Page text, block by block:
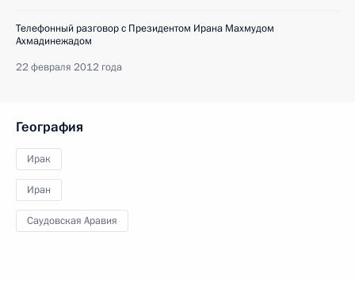
Телефонный разговор с Президентом Ирана Махмудом
Ахмадинежадом
22 февраля 2012 года
География
Ирак
Иран
Саудовская Аравия